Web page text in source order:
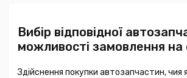
Вибір відповідної
можливості замовлення на
Здійснення покупки автозапчастин, чия